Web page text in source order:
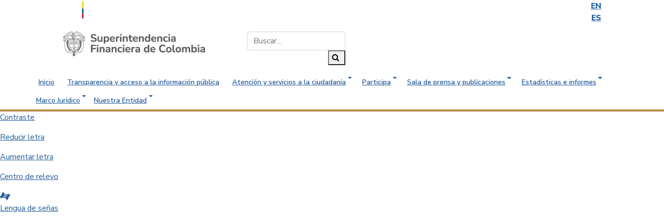
EN
ES
Saltar al contenido principal
Inicio Transparencia y acceso a la información pública Atención y servicios a la ciudadanía Participa Sala de prensa y publicaciones
Estadísticas e informes
Marco Jurídico
Nuestra Entidad
Contraste
Reducir letra
Aumentar letra
Centro de relevo
Lengua de señas